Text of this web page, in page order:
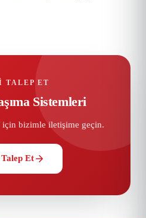
TALEP ET
Sistemleri
bizimle iletişime geçin.
Et